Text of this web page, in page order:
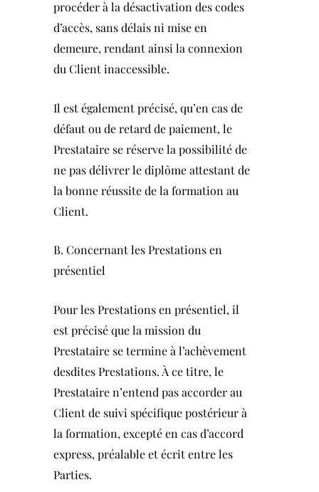
procéder à la désactivation des codes
d’accès, sans délais ni mise en
demeure, rendant ainsi la connexion
du Client inaccessible.
Il est également précisé, qu’en cas de
défaut ou de retard de paiement, le
Prestataire se réserve la possibilité de
ne pas délivrer le diplôme attestant de
la bonne réussite de la formation au
Client.
B. Concernant les Prestations en
présentiel
Pour les Prestations en présentiel, il
est précisé que la mission du
Prestataire se termine à l’achèvement
desdites Prestations. À ce titre, le
Prestataire n’entend pas accorder au
Client de suivi spécifique postérieur à
la formation, excepté en cas d’accord
express, préalable et écrit entre les
Parties.